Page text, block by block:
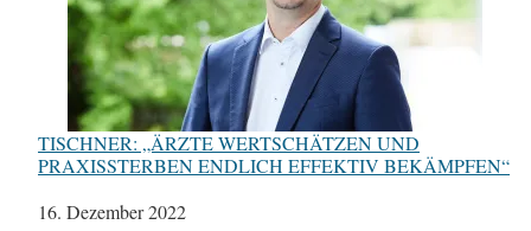
TISCHNER: „ÄRZTE WERTSCHÄTZEN UND
PRAXISSTERBEN ENDLICH EFFEKTIV BEKÄMPFEN“
Datum
16. Dezember 2022